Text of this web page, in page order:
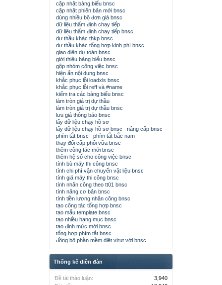
cập nhật bảng biểu bnsc
cập nhật phiên bản mới bnsc
dùng nhiều bộ đơn giá bnsc
dữ liệu thẩm định chạy tiếp
dữ liệu thẩm định chạy tiếp bnsc
dự thầu khác thkp bnsc
dự thầu khác tổng hợp kinh phí bnsc
giao diện dự toán bnsc
giới thiệu bảng biểu bnsc
gộp nhóm công việc bnsc
hiện ẩn nội dung bnsc
khắc phục lỗi loadxls bnsc
khắc phục lỗi reff và #name
kiểm tra các bảng biểu bnsc
làm tròn giá trị dự thầu
làm tròn giá trị dự thầu bnsc
lưu giá thông báo bnsc
lấy dữ liệu chạy hồ sơ
lấy dữ liệu chạy hồ sơ bnsc
nâng cấp bnsc
phím tắt bnsc
phím tắt bắc nam
thay đổi cấp phối vữa bnsc
thêm công tác mới bnsc
thêm hệ số cho công việc bnsc
tính bù máy thi công bnsc
tính chi phí vận chuyển vật liệu bnsc
tính giá máy thi công bnsc
tính nhân công theo tt01 bnsc
tính năng cơ bản bnsc
tính tiền lương nhân công bnsc
tạo công tác tổng hợp bnsc
tạo mẫu template bnsc
tạo nhiều hạng mục bnsc
tạo định mức mới bnsc
tổng hợp phím tắt bnsc
đồng bộ phần mềm diệt virut với bnsc
Thống kê diễn đàn
Đề tài thảo luận:
3,940